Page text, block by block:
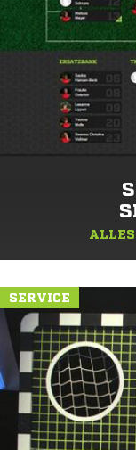
SERVICE